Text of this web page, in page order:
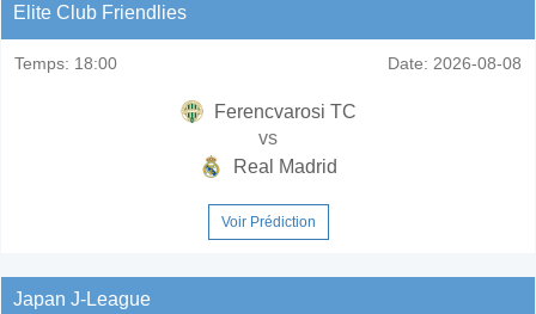
Elite Club Friendlies
Temps: 18:00 Date: 2026-08-08
Ferencvarosi TC
vs
Real Madrid
Voir Prédiction
Japan J-League